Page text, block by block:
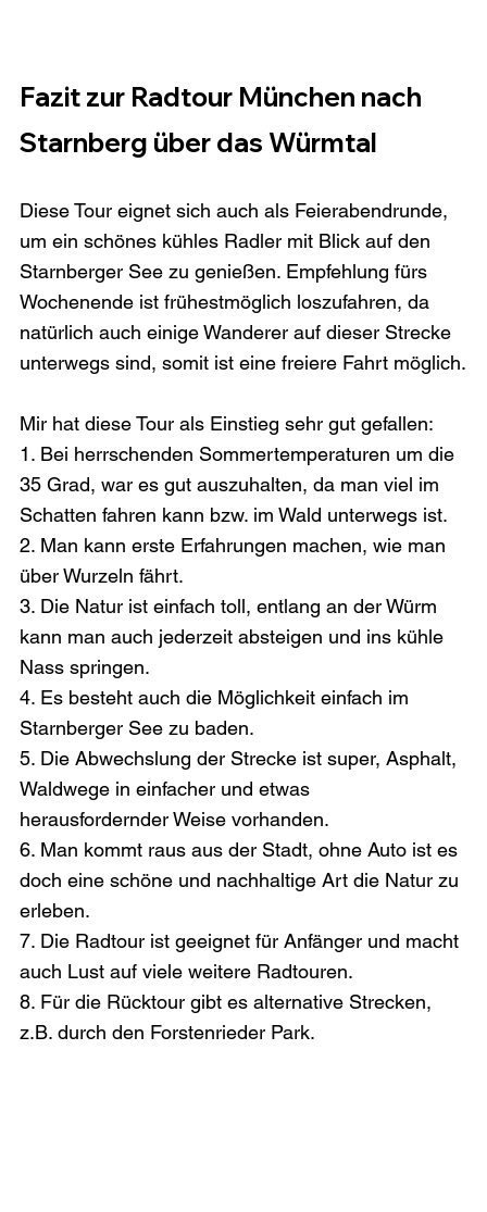
Fazit zur Radtour München nach
Starnberg über das Würmtal
Diese Tour eignet sich auch als Feierabendrunde,
um ein schönes kühles Radler mit Blick auf den
Starnberger See zu genießen. Empfehlung fürs
Wochenende ist frühestmöglich loszufahren, da
natürlich auch einige Wanderer auf dieser Strecke
unterwegs sind, somit ist eine freiere Fahrt möglich.
Mir hat diese Tour als Einstieg sehr gut gefallen:
1. Bei herrschenden Sommertemperaturen um die
35 Grad, war es gut auszuhalten, da man viel im
Schatten fahren kann bzw. im Wald unterwegs ist.
2. Man kann erste Erfahrungen machen, wie man
über Wurzeln fährt.
3. Die Natur ist einfach toll, entlang an der Würm
kann man auch jederzeit absteigen und ins kühle
Nass springen.
4. Es besteht auch die Möglichkeit einfach im
Starnberger See zu baden.
5. Die Abwechslung der Strecke ist super, Asphalt,
Waldwege in einfacher und etwas
herausfordernder Weise vorhanden.
6. Man kommt raus aus der Stadt, ohne Auto ist es
doch eine schöne und nachhaltige Art die Natur zu
erleben.
7. Die Radtour ist geeignet für Anfänger und macht
auch Lust auf viele weitere Radtouren.
8. Für die Rücktour gibt es alternative Strecken,
z.B. durch den Forstenrieder Park.